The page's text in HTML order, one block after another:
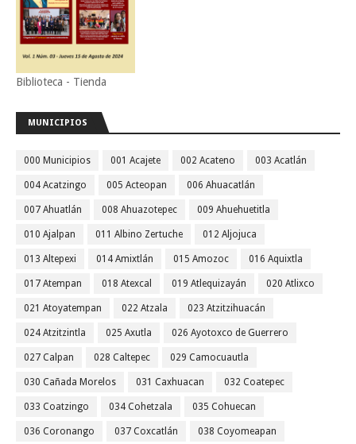
Biblioteca - Tienda
MUNICIPIOS
000 Municipios 001 Acajete 002 Acateno 003 Acatlán
004 Acatzingo 005 Acteopan 006 Ahuacatlán
007 Ahuatlán 008 Ahuazotepec 009 Ahuehuetitla
010 Ajalpan 011 Albino Zertuche 012 Aljojuca
013 Altepexi 014 Amixtlán 015 Amozoc 016 Aquixtla
017 Atempan 018 Atexcal 019 Atlequizayán 020 Atlixco
021 Atoyatempan 022 Atzala 023 Atzitzihuacán
024 Atzitzintla 025 Axutla 026 Ayotoxco de Guerrero
027 Calpan 028 Caltepec 029 Camocuautla
030 Cañada Morelos 031 Caxhuacan 032 Coatepec
033 Coatzingo 034 Cohetzala 035 Cohuecan
036 Coronango 037 Coxcatlán 038 Coyomeapan